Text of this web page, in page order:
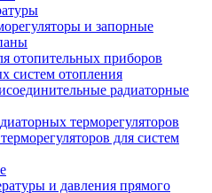
и запорные
отопительных приборов
систем отопления
радиаторные
терморегуляторов
для систем
и давления прямого